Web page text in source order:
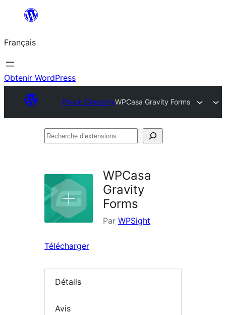
contenu
Français
Obtenir WordPress
Plugin DirectoryWPCasa Gravity Forms
Recherche
WPCasa
Gravity
Forms
Par WPSight
Télécharger
Détails
Avis